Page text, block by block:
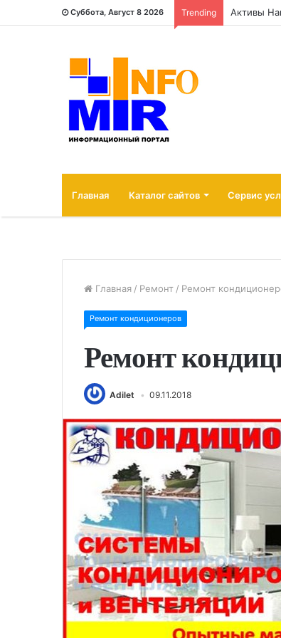
Суббота, Август 8 2026 Trending Активы
Главная Каталог сайтов Сервис
Главная / Ремонт / Ремонт
Ремонт кондиционеров
Ремонт
Adilet 09.11.2018